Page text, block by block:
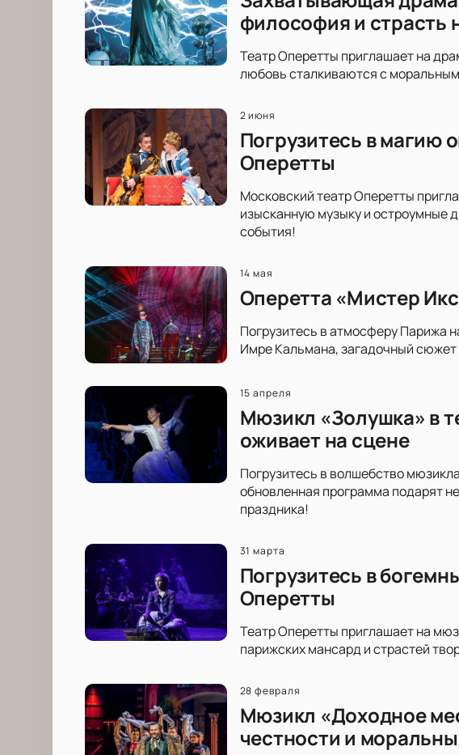
философия и страсть
Театр Оперетты приглашает на
любовь сталкиваются с
2 июня
Погрузитесь в магию
Оперетты
Московский театр Оперетты
изысканную музыку и остроумные
события!
14 мая
Оперетта «Мистер
Погрузитесь в атмосферу Парижа
Имре Кальмана, загадочный сюжет
15 апреля
Мюзикл «Золушка» в
оживает на сцене
Погрузитесь в волшебство
обновленная программа подарят
праздника!
31 марта
Погрузитесь в
Оперетты
Театр Оперетты приглашает на
парижских мансард и страстей
28 февраля
Мюзикл «Доходное
честности и